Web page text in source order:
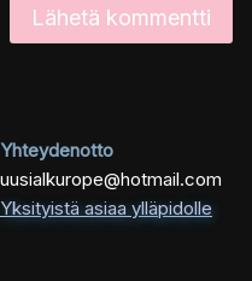
Yhteydenotto
uusialkurope@hotmail.com
Yksityistä asiaa ylläpidolle